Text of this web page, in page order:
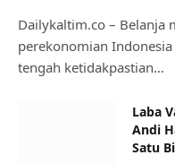
Dailykaltim.co – Belanja
perekonomian
tengah ketidakpastian…
Laba
Andi
Satu